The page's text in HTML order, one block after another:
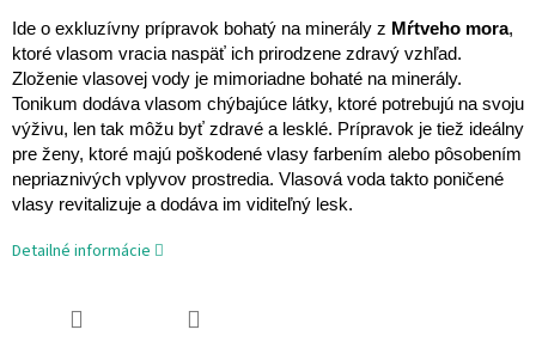
Ide o exkluzívny prípravok bohatý na minerály z Mŕtveho mora,
ktoré vlasom vracia naspäť ich prirodzene zdravý vzhľad.
Zloženie vlasovej vody je mimoriadne bohaté na minerály.
Tonikum dodáva vlasom chýbajúce látky, ktoré potrebujú na svoju
výživu, len tak môžu byť zdravé a lesklé. Prípravok je tiež ideálny
pre ženy, ktoré majú poškodené vlasy farbením alebo pôsobením
nepriaznivých vplyvov prostredia. Vlasová voda takto poničené
vlasy revitalizuje a dodáva im viditeľný lesk.
Detailné informácie